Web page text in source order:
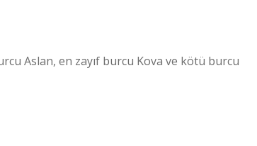
Aslan, en zayıf burcu Kova ve kötü burcu